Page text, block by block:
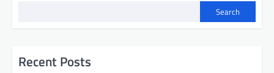
Search
Recent Posts